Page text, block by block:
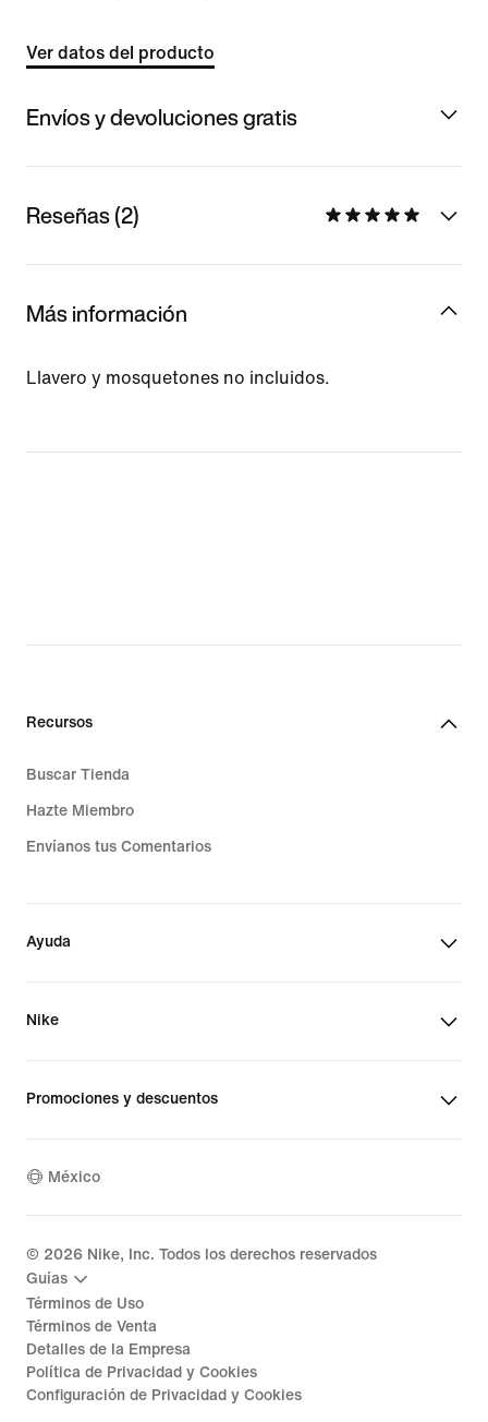
Ver datos del producto
Envíos y devoluciones gratis
Reseñas (2)
Más información
Llavero y mosquetones no incluidos.
Recursos
Buscar Tienda
Hazte Miembro
Envíanos tus Comentarios
Ayuda
Nike
Promociones y descuentos
México
© 2026 Nike, Inc. Todos los derechos reservados
Guías
Términos de Uso
Términos de Venta
Detalles de la Empresa
Política de Privacidad y Cookies
Configuración de Privacidad y Cookies